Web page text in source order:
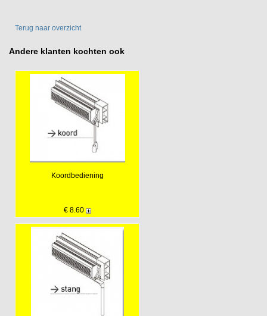
Terug naar overzicht
Andere klanten kochten ook
Koordbediening
€ 8.60